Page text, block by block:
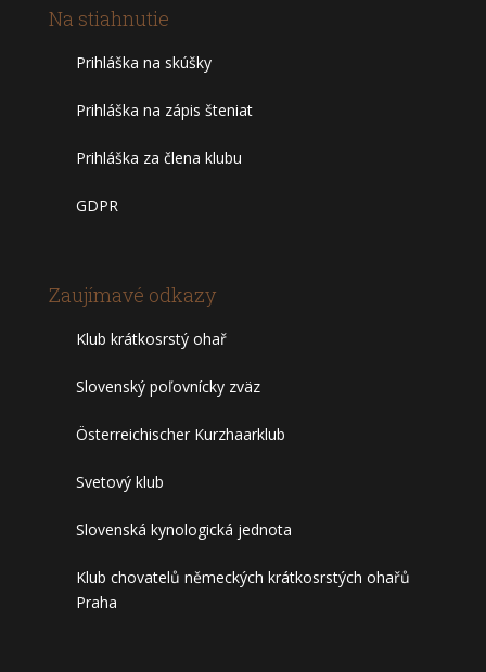
Na stiahnutie
Prihláška na skúšky
Prihláška na zápis šteniat
Prihláška za člena klubu
GDPR
Zaujímavé odkazy
Klub krátkosrstý ohař
Slovenský poľovnícky zväz
Österreichischer Kurzhaarklub
Svetový klub
Slovenská kynologická jednota
Klub chovatelů německých krátkosrstých ohařů
Praha